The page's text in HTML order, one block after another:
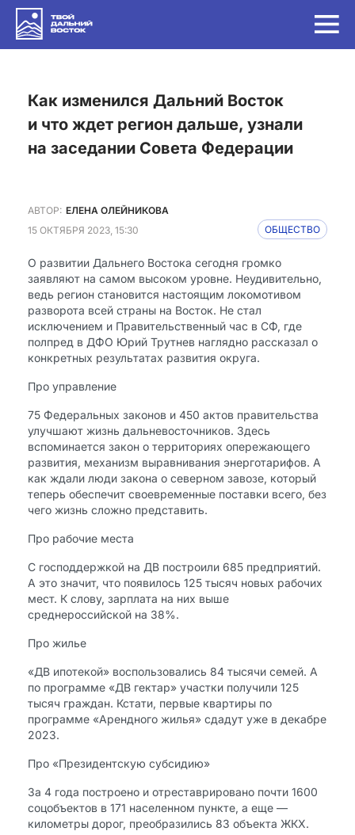
Как изменился Дальний Восток
и что ждет регион дальше, узнали
на заседании Совета Федерации
АВТОР: ЕЛЕНА ОЛЕЙНИКОВА
15 ОКТЯБРЯ 2023, 15:30
ОБЩЕСТВО
О развитии Дальнего Востока сегодня громко
заявляют на самом высоком уровне. Неудивительно,
ведь регион становится настоящим локомотивом
разворота всей страны на Восток. Не стал
исключением и Правительственный час в СФ, где
полпред в ДФО Юрий Трутнев наглядно рассказал о
конкретных результатах развития округа.
Про управление
75 Федеральных законов и 450 актов правительства
улучшают жизнь дальневосточников. Здесь
вспоминается закон о территориях опережающего
развития, механизм выравнивания энерготарифов. А
как ждали люди закона о северном завозе, который
теперь обеспечит своевременные поставки всего, без
чего жизнь сложно представить.
Про рабочие места
С господдержкой на ДВ построили 685 предприятий.
А это значит, что появилось 125 тысяч новых рабочих
мест. К слову, зарплата на них выше
среднероссийской на 38%.
Про жилье
«ДВ ипотекой» воспользовались 84 тысячи семей. А
по программе «ДВ гектар» участки получили 125
тысяч граждан. Кстати, первые квартиры по
программе «Арендного жилья» сдадут уже в декабре
2023.
Про «Президентскую субсидию»
За 4 года построено и отреставрировано почти 1600
соцобъектов в 171 населенном пункте, а еще —
километры дорог, преобразились 83 объекта ЖКХ.